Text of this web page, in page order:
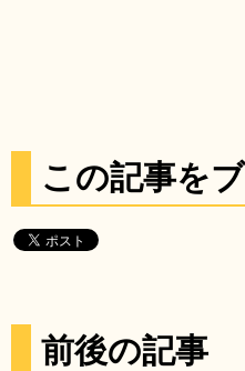
この記事を
前後の記事